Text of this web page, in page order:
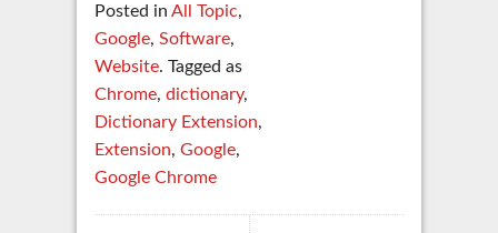
Posted in All Topic,
Google, Software,
Website. Tagged as
Chrome, dictionary,
Dictionary Extension,
Extension, Google,
Google Chrome